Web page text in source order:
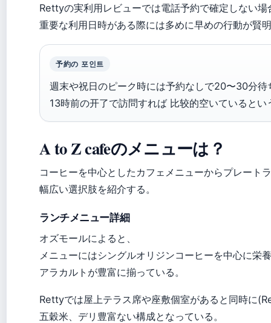
Rettyの実利用レビューでは電話予約で確定しない場
重要な利用日時がある際には多めに早めの行動が賢
予約の 포인트
週末や祝日のピーク時には予約なしで20〜30分待
13時前の开了で訪問すれば 比较的空いているとい
A to Z cafeのメニューは？
コーヒーを中心としたカフェメニューからプレート
幅広い選択肢を紹介する。
ランチメニュー詳細
オズモールによると、
メニューにはシングルオリジンコーヒーを中心に栄
アラカルトが豊富に揃っている。
Rettyでは屋上テラス席や座敷個室があると同時に
五穀米、デリ豊富ない構成となっている。